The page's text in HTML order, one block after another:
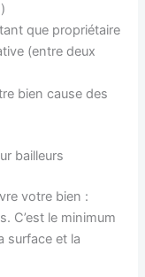
que propriétaire
(entre deux
bien cause des
bailleurs
votre bien :
C’est le minimum
surface et la